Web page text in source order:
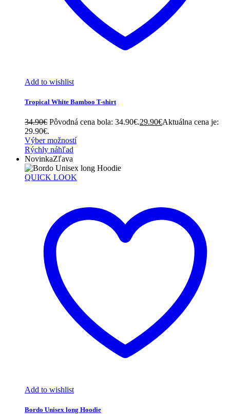
Add to wishlist
Tropical White Bamboo T-shirt
34.90€ Pôvodná cena bola: 34.90€.29.90€Aktuálna cena je:
29.90€.
Výber možností
Rýchly náhľad
NovinkaZľava
QUICK LOOK
Add to wishlist
Bordo Unisex long Hoodie